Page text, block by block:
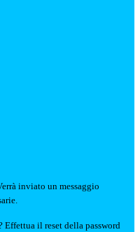
inviato un messaggio
Effettua il reset della password